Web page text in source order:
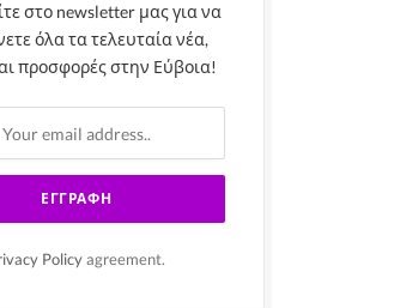
στο newsletter μας για να
όλα τα τελευταία νέα,
προσφορές στην Εύβοια!
Policy agreement.